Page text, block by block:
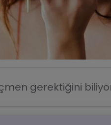
gerektiğini